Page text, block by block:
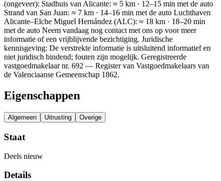
(ongeveer): Stadhuis van Alicante: ≈ 5 km · 12–15 min met de auto
Strand van San Juan: ≈ 7 km · 14–16 min met de auto Luchthaven
Alicante–Elche Miguel Hernández (ALC): ≈ 18 km · 18–20 min
met de auto Neem vandaag nog contact met ons op voor meer
informatie of een vrijblijvende bezichtiging. Juridische
kennisgeving: De verstrekte informatie is uitsluitend informatief en
niet juridisch bindend; fouten zijn mogelijk. Geregistreerde
vastgoedmakelaar nr. 692 — Register van Vastgoedmakelaars van
de Valenciaanse Gemeenschap 1862.
Eigenschappen
Algemeen Uitrusting Overige
Staat
Deels nieuw
Details